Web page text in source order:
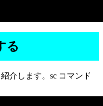
る
介します。sc コマンド